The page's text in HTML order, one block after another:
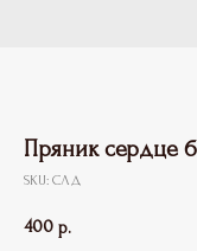
Пряник сердце
SKU: СЛД
400 р.